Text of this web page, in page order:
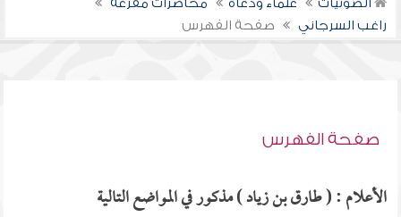
الصوتيات علماء ودعاة
محاضرات مفرغة
راغب السرجاني
صفحة الفهرس
صفحة الفهرس
الأعلام : ( طارق بن زياد ) مذكور في المواضع التالية